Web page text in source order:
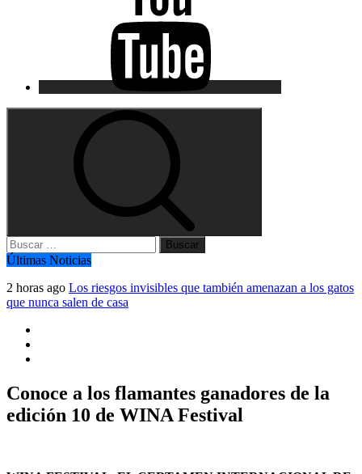
Buscar:
Últimas Noticias
2 horas ago Los riesgos invisibles que también amenazan a los gatos
que nunca salen de casa
Conoce a los flamantes ganadores de la
edición 10 de WINA Festival